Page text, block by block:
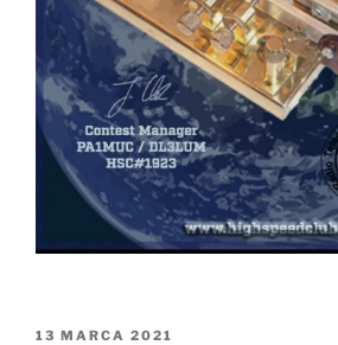
OPUBLIKOWANE
13 MARCA 2021